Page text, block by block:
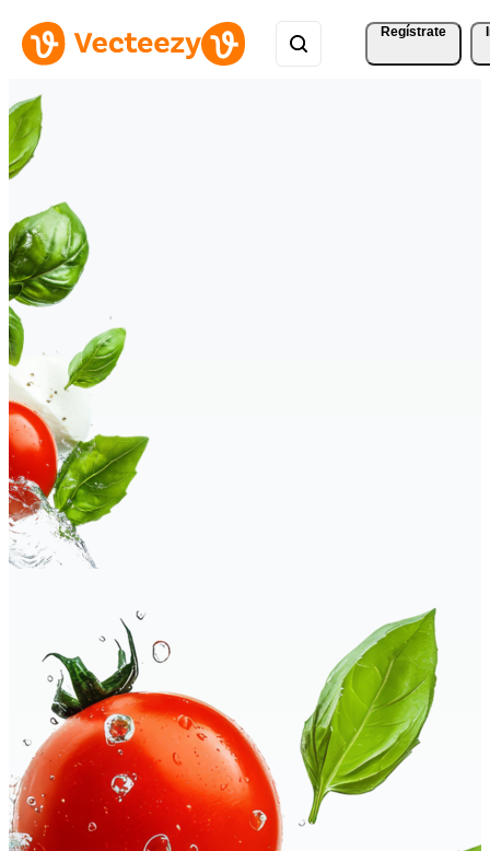
Regístrate